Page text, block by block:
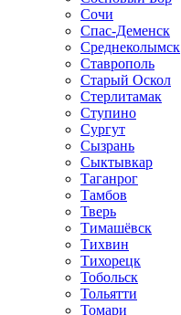
Сочи
Спас-Деменск
Среднеколымск
Ставрополь
Старый Оскол
Стерлитамак
Ступино
Сургут
Сызрань
Сыктывкар
Таганрог
Тамбов
Тверь
Тимашёвск
Тихвин
Тихорецк
Тобольск
Тольятти
Томари